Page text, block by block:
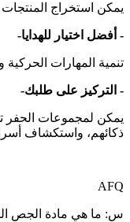
يمكن استخراج المنتجات
- أفضل اختيار للهدايا-
تنمية المهارات
- التركيز على طلبك-
يمكن لمجموعات الحفر
ذكائهم، واستكشاف
AFQ
س: ما هي مادة الجص